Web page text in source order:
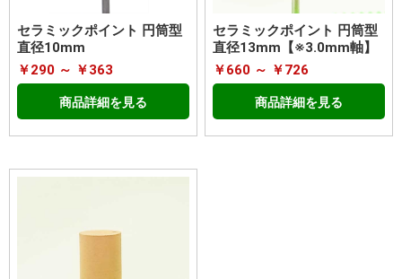
セラミックポイント 円筒型
直径10mm
￥290 ～ ￥363
商品詳細を見る
セラミックポイント 円筒型
直径13mm【※3.0mm軸】
￥660 ～ ￥726
商品詳細を見る